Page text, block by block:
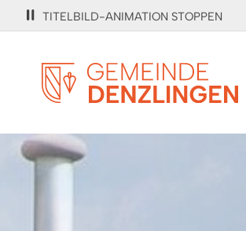
TITELBILD-ANIMATION STOPPEN